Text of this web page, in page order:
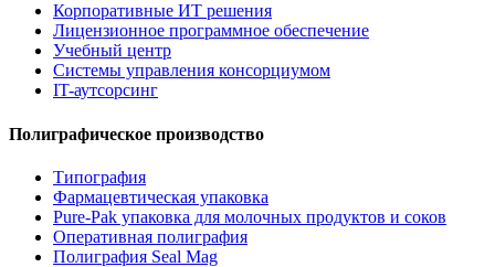
Корпоративные ИТ решения
Лицензионное программное обеспечение
Учебный центр
Системы управления консорциумом
IT-аутсорсинг
Полиграфическое производство
Типография
Фармацевтическая упаковка
Pure-Pak упаковка для молочных продуктов и соков
Оперативная полиграфия
Полиграфия Seal Mag